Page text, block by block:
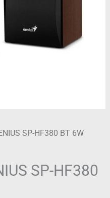
SP-HF380 BT 6W
SP-HF380